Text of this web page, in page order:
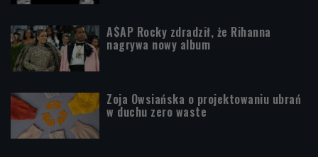
A$AP Rocky zdradził, że Rihanna
nagrywa nowy album
Zoja Owsiańska o projektowaniu ubrań
w duchu zero waste